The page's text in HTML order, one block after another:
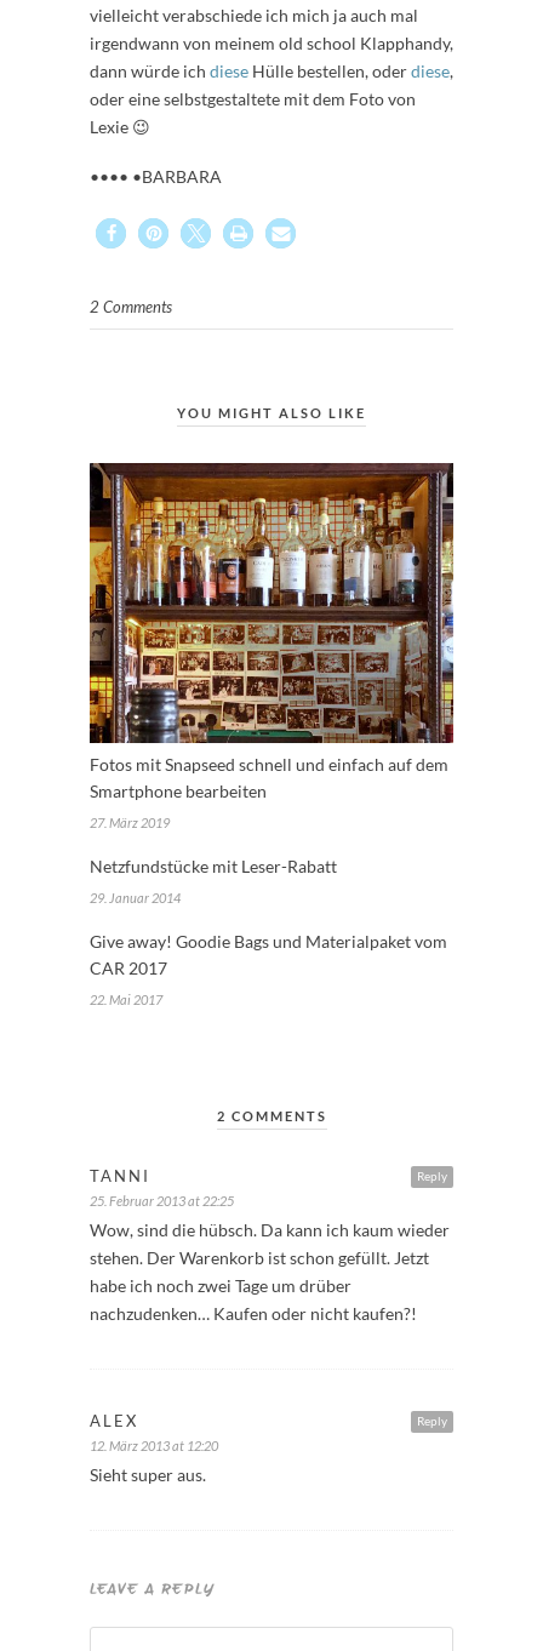
vielleicht verabschiede ich mich ja auch mal
irgendwann von meinem old school Klapphandy,
dann würde ich diese Hülle bestellen, oderdiese,
oder eine selbstgestaltete mit dem Foto von
Lexie 😉
•••• •BARBARA
2 Comments
YOU MIGHT ALSO LIKE
Fotos mit Snapseed schnell und einfach auf dem
Smartphone bearbeiten
27. März 2019
Netzfundstücke mit Leser-Rabatt
29. Januar 2014
Give away! Goodie Bags und Materialpaket vom
CAR 2017
22. Mai 2017
2 COMMENTS
Reply
TANNI
25. Februar 2013 at 22:25
Wow, sind die hübsch. Da kann ich kaum wieder
stehen. Der Warenkorb ist schon gefüllt. Jetzt
habe ich noch zwei Tage um drüber
nachzudenken… Kaufen oder nicht kaufen?!
Reply
ALEX
12. März 2013 at 12:20
Sieht super aus.
LEAVE A REPLY